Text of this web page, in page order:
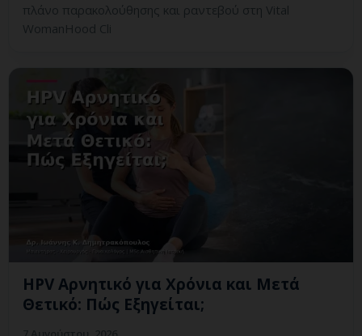
πλάνο παρακολούθησης και ραντεβού στη Vital
WomanHood Cli
HPV Αρνητικό για Χρόνια και Μετά
Θετικό: Πώς Εξηγείται;